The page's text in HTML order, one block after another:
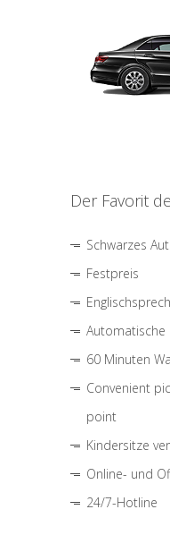
Der Favorit
Schwarzes
Festpreis
Automatische
60 Minuten
Convenient
point
Kindersitze
Online- und
24/7-Hotline